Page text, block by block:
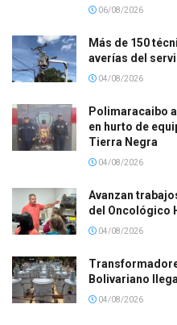
06/08/2026
Más de 150
averías del
04/08/2026
Polimaracaibo
en hurto de
Tierra Negra
04/08/2026
Avanzan
del Oncológico
04/08/2026
Bolivariano
04/08/2026